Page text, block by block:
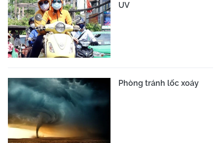
UV
Phòng tránh lốc xoáy